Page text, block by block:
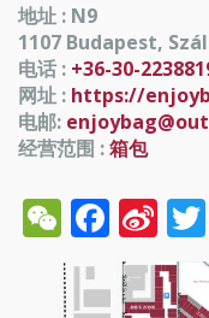
地址 : N9
1107 Budapest,
电话 : +36-30-
网址 : https://
电邮:
经营范围 :箱包
WeChat
Sina